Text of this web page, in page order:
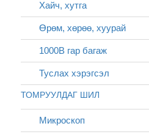
Хайч, хутга
Өрөм, хөрөө, хуурай
1000В гар багаж
Туслах хэрэгсэл
ТОМРУУЛДАГ ШИЛ
Микроскоп